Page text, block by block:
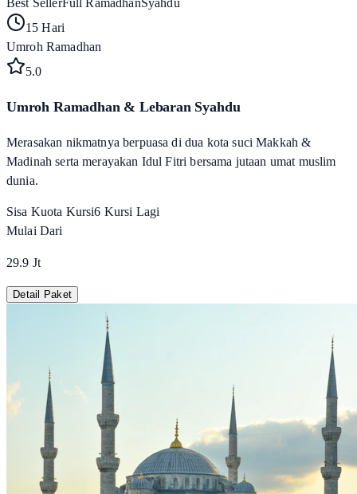
15 Hari
Umroh Ramadhan
5.0
Umroh Ramadhan & Lebaran Syahdu
Merasakan nikmatnya berpuasa di dua kota suci Makkah &
Madinah serta merayakan Idul Fitri bersama jutaan umat muslim
dunia.
Sisa Kuota Kursi6 Kursi Lagi
Mulai Dari
29.9 Jt
Detail Paket